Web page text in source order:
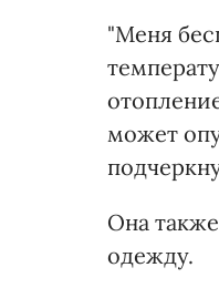
"Меня
может
Она
одежду.